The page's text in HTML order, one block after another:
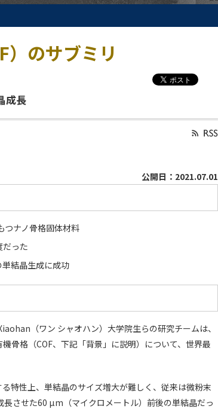
）のサブミリ
成長
公開日：2021.07.01
つナノ骨格固体材料
だった
結晶生成に成功
（ワン シャオハン）大学院生らの研究チームは、
骨格（COF、下記「背景」に説明）について、世界最
特性上、単結晶のサイズ増大が難しく、従来は微粉末
させた60 µm（マイクロメートル）前後の単結晶だっ